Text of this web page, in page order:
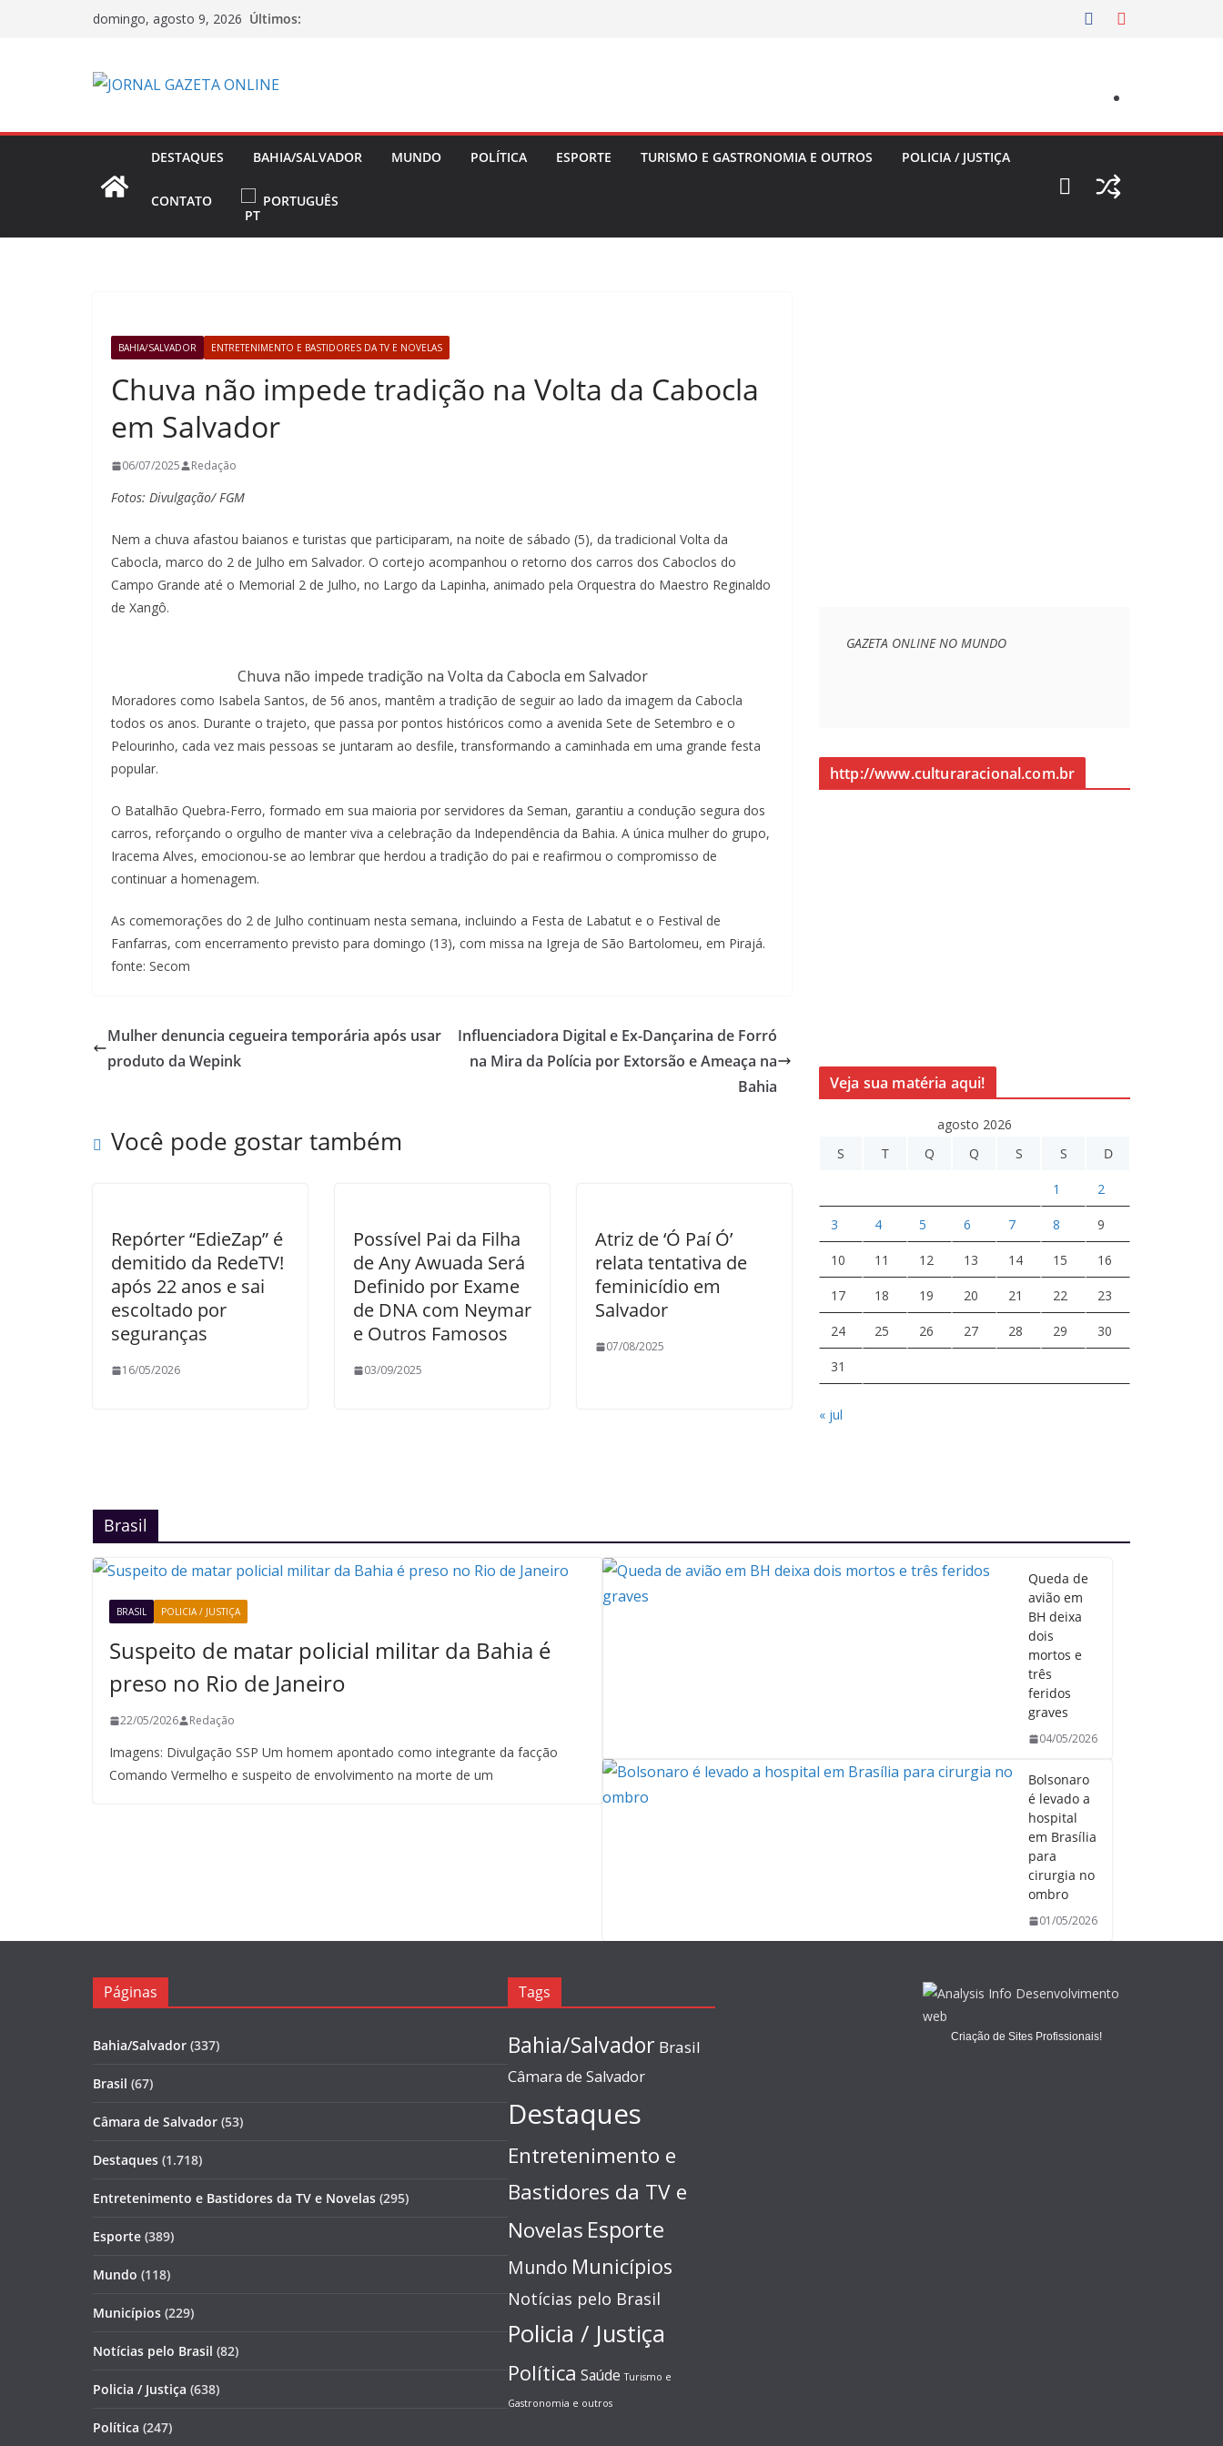
domingo, agosto 9, 2026 Últimos:
DESTAQUES BAHIA/SALVADOR MUNDO POLÍTICA ESPORTE TURISMO E GASTRONOMIA E OUTROS POLICIA / JUSTIÇA
CONTATO PORTUGUÊS
BAHIA/SALVADOR ENTRETENIMENTO E BASTIDORES DA TV E NOVELAS
Chuva não impede tradição na Volta da Cabocla
em Salvador
06/07/2025 Redação
Fotos: Divulgação/ FGM
Nem a chuva afastou baianos e turistas que participaram, na noite de sábado (5), da tradicional Volta da
Cabocla, marco do 2 de Julho em Salvador. O cortejo acompanhou o retorno dos carros dos Caboclos do
Campo Grande até o Memorial 2 de Julho, no Largo da Lapinha, animado pela Orquestra do Maestro Reginaldo
de Xangô.
Chuva não impede tradição na Volta da Cabocla em Salvador
Moradores como Isabela Santos, de 56 anos, mantêm a tradição de seguir ao lado da imagem da Cabocla
todos os anos. Durante o trajeto, que passa por pontos históricos como a avenida Sete de Setembro e o
Pelourinho, cada vez mais pessoas se juntaram ao desfile, transformando a caminhada em uma grande festa
popular.
O Batalhão Quebra-Ferro, formado em sua maioria por servidores da Seman, garantiu a condução segura dos
carros, reforçando o orgulho de manter viva a celebração da Independência da Bahia. A única mulher do grupo,
Iracema Alves, emocionou-se ao lembrar que herdou a tradição do pai e reafirmou o compromisso de
continuar a homenagem.
As comemorações do 2 de Julho continuam nesta semana, incluindo a Festa de Labatut e o Festival de
Fanfarras, com encerramento previsto para domingo (13), com missa na Igreja de São Bartolomeu, em Pirajá.
fonte: Secom
Mulher denuncia cegueira temporária após usar
produto da Wepink
Influenciadora Digital e Ex-Dançarina de Forró
na Mira da Polícia por Extorsão e Ameaça na
Bahia
Você pode gostar também
Repórter “EdieZap” é
demitido da RedeTV!
após 22 anos e sai
escoltado por
seguranças
16/05/2026
Possível Pai da Filha
de Any Awuada Será
Definido por Exame
de DNA com Neymar
e Outros Famosos
03/09/2025
Atriz de ‘Ó Paí Ó’
relata tentativa de
feminicídio em
Salvador
07/08/2025
GAZETA ONLINE NO MUNDO
http://www.culturaracional.com.br
Veja sua matéria aqui!
agosto 2026
S
T Q Q S S D
1 2
3 4 5 6 7 8 9
10 11 12 13 14 15 16
17 18 19 20 21 22 23
24 25 26 27 28 29 30
31
« jul
Brasil
BRASIL POLICIA / JUSTIÇA
Suspeito de matar policial militar da Bahia é
preso no Rio de Janeiro
22/05/2026 Redação
Imagens: Divulgação SSP Um homem apontado como integrante da facção
Comando Vermelho e suspeito de envolvimento na morte de um
Queda de
avião em
BH deixa
dois
mortos e
três
feridos
graves
04/05/2026
Bolsonaro
é levado a
hospital
em Brasília
para
cirurgia no
ombro
01/05/2026
Páginas
Bahia/Salvador (337)
Brasil (67)
Câmara de Salvador (53)
Destaques (1.718)
Entretenimento e Bastidores da TV e Novelas (295)
Esporte (389)
Mundo (118)
Municípios (229)
Notícias pelo Brasil (82)
Policia / Justiça (638)
Política (247)
Tags
Bahia/Salvador Brasil
Câmara de Salvador
Destaques
Entretenimento e
Bastidores da TV e
Novelas Esporte
Mundo Municípios
Notícias pelo Brasil
Policia / Justiça
Política Saúde Turismo e
Gastronomia e outros
Criação de Sites Profissionais!